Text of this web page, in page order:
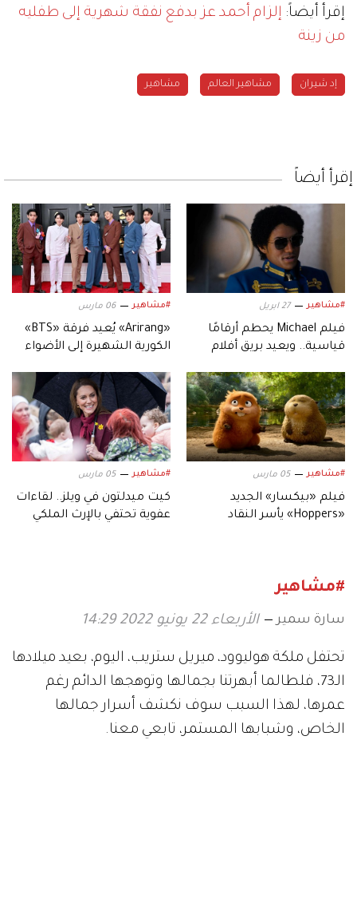
إقرأ أيضاً: إلزام أحمد عز بدفع نفقة شهرية إلى طفليه
من زينة
إد شيران مشاهير العالم مشاهير
إقرأ أيضاً
#مشاهير 27 ابريل
فيلم Michael يحطم أرقامًا
قياسية.. ويعيد بريق أفلام
#مشاهير 06 مارس
«Arirang» يُعيد فرقة «BTS»
الكورية الشهيرة إلى الأضواء
#مشاهير 05 مارس
فيلم «بيكسار» الجديد
«Hoppers» يأسر النقاد
#مشاهير 05 مارس
كيت ميدلتون في ويلز.. لقاءات
عفوية تحتفي بالإرث الملكي
#مشاهير
سارة سمير الأربعاء 22 يونيو 2022 14:29
تحتفل ملكة هوليوود، ميريل ستريب، اليوم، بعيد ميلادها
الـ73، فلطالما أبهرتنا بجمالها وتوهجها الدائم رغم
عمرها، لهذا السبب سوف نكشف أسرار جمالها
الخاص، وشبابها المستمر، تابعي معنا.